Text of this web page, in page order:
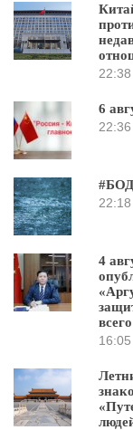
22:38
6
22:36
22:18
4
16:05